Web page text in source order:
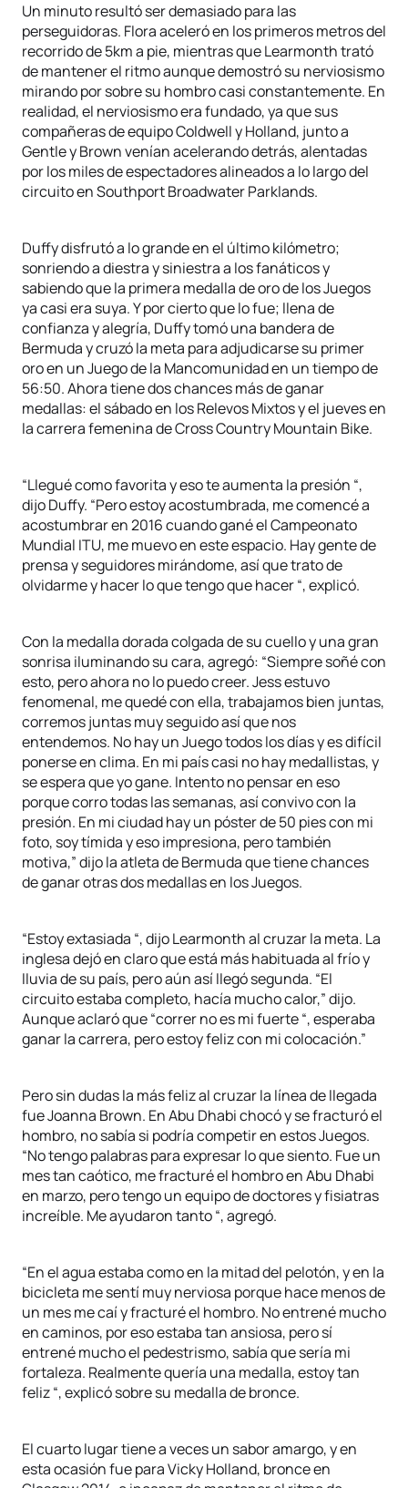
Un minuto resultó ser demasiado para las
perseguidoras. Flora aceleró en los primeros metros del
recorrido de 5km a pie, mientras que Learmonth trató
de mantener el ritmo aunque demostró su nerviosismo
mirando por sobre su hombro casi constantemente. En
realidad, el nerviosismo era fundado, ya que sus
compañeras de equipo Coldwell y Holland, junto a
Gentle y Brown venían acelerando detrás, alentadas
por los miles de espectadores alineados a lo largo del
circuito en Southport Broadwater Parklands.
Duffy disfrutó a lo grande en el último kilómetro;
sonriendo a diestra y siniestra a los fanáticos y
sabiendo que la primera medalla de oro de los Juegos
ya casi era suya. Y por cierto que lo fue; llena de
confianza y alegría, Duffy tomó una bandera de
Bermuda y cruzó la meta para adjudicarse su primer
oro en un Juego de la Mancomunidad en un tiempo de
56:50. Ahora tiene dos chances más de ganar
medallas: el sábado en los Relevos Mixtos y el jueves en
la carrera femenina de Cross Country Mountain Bike.
“Llegué como favorita y eso te aumenta la presión “,
dijo Duffy. “Pero estoy acostumbrada, me comencé a
acostumbrar en 2016 cuando gané el Campeonato
Mundial ITU, me muevo en este espacio. Hay gente de
prensa y seguidores mirándome, así que trato de
olvidarme y hacer lo que tengo que hacer “, explicó.
Con la medalla dorada colgada de su cuello y una gran
sonrisa iluminando su cara, agregó: “Siempre soñé con
esto, pero ahora no lo puedo creer. Jess estuvo
fenomenal, me quedé con ella, trabajamos bien juntas,
corremos juntas muy seguido así que nos
entendemos. No hay un Juego todos los días y es difícil
ponerse en clima. En mi país casi no hay medallistas, y
se espera que yo gane. Intento no pensar en eso
porque corro todas las semanas, así convivo con la
presión. En mi ciudad hay un póster de 50 pies con mi
foto, soy tímida y eso impresiona, pero también
motiva,” dijo la atleta de Bermuda que tiene chances
de ganar otras dos medallas en los Juegos.
“Estoy extasiada “, dijo Learmonth al cruzar la meta. La
inglesa dejó en claro que está más habituada al frío y
lluvia de su país, pero aún así llegó segunda. “El
circuito estaba completo, hacía mucho calor,” dijo.
Aunque aclaró que “correr no es mi fuerte “, esperaba
ganar la carrera, pero estoy feliz con mi colocación.”
Pero sin dudas la más feliz al cruzar la línea de llegada
fue Joanna Brown. En Abu Dhabi chocó y se fracturó el
hombro, no sabía si podría competir en estos Juegos.
“No tengo palabras para expresar lo que siento. Fue un
mes tan caótico, me fracturé el hombro en Abu Dhabi
en marzo, pero tengo un equipo de doctores y fisiatras
increíble. Me ayudaron tanto “, agregó.
“En el agua estaba como en la mitad del pelotón, y en la
bicicleta me sentí muy nerviosa porque hace menos de
un mes me caí y fracturé el hombro. No entrené mucho
en caminos, por eso estaba tan ansiosa, pero sí
entrené mucho el pedestrismo, sabía que sería mi
fortaleza. Realmente quería una medalla, estoy tan
feliz “, explicó sobre su medalla de bronce.
El cuarto lugar tiene a veces un sabor amargo, y en
esta ocasión fue para Vicky Holland, bronce en